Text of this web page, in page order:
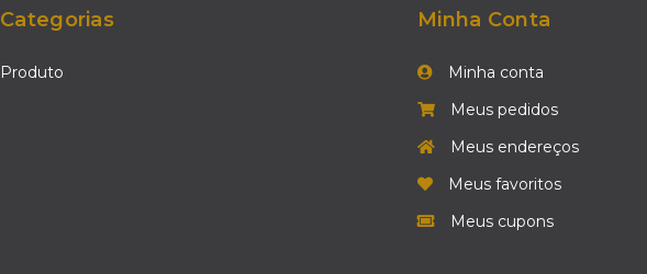
Categorias
Produto
Minha Conta
Minha conta
Meus pedidos
Meus endereços
Meus favoritos
Meus cupons